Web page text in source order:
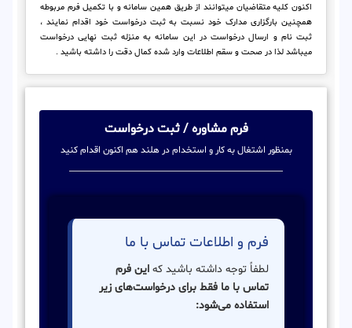
اکنون کلیه متقاضیان میتوانند از طریق همین سامانه و با تکمیل فرم مربوطه
همچنین بارگزاری مدارک خود نسبت به ثبت درخواست خود اقدام نمایند ،
ثبت نام و ارسال درخواست در این سامانه به منزله ثبت نهایی درخواست
میباشد لذا در صحت و سقم اطلاعات وارد شده کمال دقت را داشته باشید .
فرم مشاوره / ثبت درخواست
بمنظور اشتغال به کار و استخدام در هلند هم اکنون اقدام کنید
فرم و اطلاعات تماس با ما
لطفاً توجه داشته باشید که این فرم
تماس با ما فقط برای درخواست‌های زیر
استفاده می‌شود: